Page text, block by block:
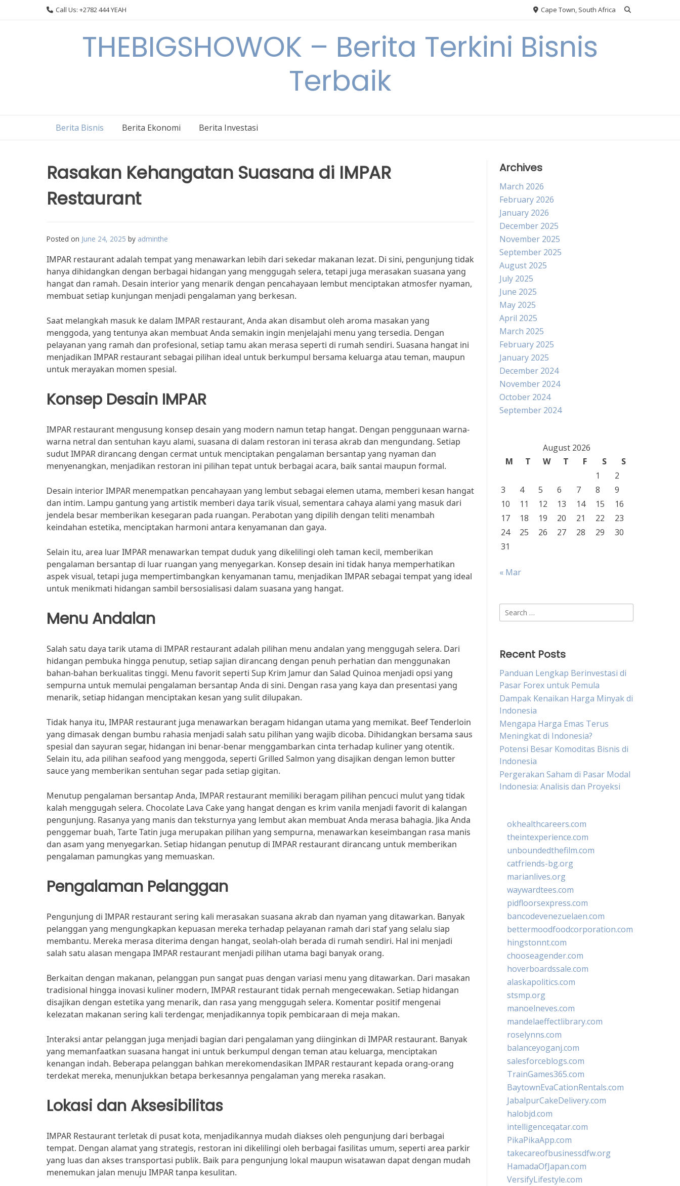
Call Us: +2782 444 YEAH Cape Town, South Africa
THEBIGSHOWOK – Berita Terkini Bisnis
Terbaik
Berita Bisnis Berita Ekonomi Berita Investasi
Rasakan Kehangatan Suasana di IMPAR
Restaurant
Posted on June 24, 2025 by adminthe
IMPAR restaurant adalah tempat yang menawarkan lebih dari sekedar makanan lezat. Di sini, pengunjung tidak
hanya dihidangkan dengan berbagai hidangan yang menggugah selera, tetapi juga merasakan suasana yang
hangat dan ramah. Desain interior yang menarik dengan pencahayaan lembut menciptakan atmosfer nyaman,
membuat setiap kunjungan menjadi pengalaman yang berkesan.
Saat melangkah masuk ke dalam IMPAR restaurant, Anda akan disambut oleh aroma masakan yang
menggoda, yang tentunya akan membuat Anda semakin ingin menjelajahi menu yang tersedia. Dengan
pelayanan yang ramah dan profesional, setiap tamu akan merasa seperti di rumah sendiri. Suasana hangat ini
menjadikan IMPAR restaurant sebagai pilihan ideal untuk berkumpul bersama keluarga atau teman, maupun
untuk merayakan momen spesial.
Konsep Desain IMPAR
IMPAR restaurant mengusung konsep desain yang modern namun tetap hangat. Dengan penggunaan warna-
warna netral dan sentuhan kayu alami, suasana di dalam restoran ini terasa akrab dan mengundang. Setiap
sudut IMPAR dirancang dengan cermat untuk menciptakan pengalaman bersantap yang nyaman dan
menyenangkan, menjadikan restoran ini pilihan tepat untuk berbagai acara, baik santai maupun formal.
Desain interior IMPAR menempatkan pencahayaan yang lembut sebagai elemen utama, memberi kesan hangat
dan intim. Lampu gantung yang artistik memberi daya tarik visual, sementara cahaya alami yang masuk dari
jendela besar memberikan kesegaran pada ruangan. Perabotan yang dipilih dengan teliti menambah
keindahan estetika, menciptakan harmoni antara kenyamanan dan gaya.
Selain itu, area luar IMPAR menawarkan tempat duduk yang dikelilingi oleh taman kecil, memberikan
pengalaman bersantap di luar ruangan yang menyegarkan. Konsep desain ini tidak hanya memperhatikan
aspek visual, tetapi juga mempertimbangkan kenyamanan tamu, menjadikan IMPAR sebagai tempat yang ideal
untuk menikmati hidangan sambil bersosialisasi dalam suasana yang hangat.
Menu Andalan
Salah satu daya tarik utama di IMPAR restaurant adalah pilihan menu andalan yang menggugah selera. Dari
hidangan pembuka hingga penutup, setiap sajian dirancang dengan penuh perhatian dan menggunakan
bahan-bahan berkualitas tinggi. Menu favorit seperti Sup Krim Jamur dan Salad Quinoa menjadi opsi yang
sempurna untuk memulai pengalaman bersantap Anda di sini. Dengan rasa yang kaya dan presentasi yang
menarik, setiap hidangan menciptakan kesan yang sulit dilupakan.
Tidak hanya itu, IMPAR restaurant juga menawarkan beragam hidangan utama yang memikat. Beef Tenderloin
yang dimasak dengan bumbu rahasia menjadi salah satu pilihan yang wajib dicoba. Dihidangkan bersama saus
spesial dan sayuran segar, hidangan ini benar-benar menggambarkan cinta terhadap kuliner yang otentik.
Selain itu, ada pilihan seafood yang menggoda, seperti Grilled Salmon yang disajikan dengan lemon butter
sauce yang memberikan sentuhan segar pada setiap gigitan.
Menutup pengalaman bersantap Anda, IMPAR restaurant memiliki beragam pilihan pencuci mulut yang tidak
kalah menggugah selera. Chocolate Lava Cake yang hangat dengan es krim vanila menjadi favorit di kalangan
pengunjung. Rasanya yang manis dan teksturnya yang lembut akan membuat Anda merasa bahagia. Jika Anda
penggemar buah, Tarte Tatin juga merupakan pilihan yang sempurna, menawarkan keseimbangan rasa manis
dan asam yang menyegarkan. Setiap hidangan penutup di IMPAR restaurant dirancang untuk memberikan
pengalaman pamungkas yang memuaskan.
Pengalaman Pelanggan
Pengunjung di IMPAR restaurant sering kali merasakan suasana akrab dan nyaman yang ditawarkan. Banyak
pelanggan yang mengungkapkan kepuasan mereka terhadap pelayanan ramah dari staf yang selalu siap
membantu. Mereka merasa diterima dengan hangat, seolah-olah berada di rumah sendiri. Hal ini menjadi
salah satu alasan mengapa IMPAR restaurant menjadi pilihan utama bagi banyak orang.
Berkaitan dengan makanan, pelanggan pun sangat puas dengan variasi menu yang ditawarkan. Dari masakan
tradisional hingga inovasi kuliner modern, IMPAR restaurant tidak pernah mengecewakan. Setiap hidangan
disajikan dengan estetika yang menarik, dan rasa yang menggugah selera. Komentar positif mengenai
kelezatan makanan sering kali terdengar, menjadikannya topik pembicaraan di meja makan.
Interaksi antar pelanggan juga menjadi bagian dari pengalaman yang diinginkan di IMPAR restaurant. Banyak
yang memanfaatkan suasana hangat ini untuk berkumpul dengan teman atau keluarga, menciptakan
kenangan indah. Beberapa pelanggan bahkan merekomendasikan IMPAR restaurant kepada orang-orang
terdekat mereka, menunjukkan betapa berkesannya pengalaman yang mereka rasakan.
Lokasi dan Aksesibilitas
IMPAR Restaurant terletak di pusat kota, menjadikannya mudah diakses oleh pengunjung dari berbagai
tempat. Dengan alamat yang strategis, restoran ini dikelilingi oleh berbagai fasilitas umum, seperti area parkir
yang luas dan akses transportasi publik. Baik para pengunjung lokal maupun wisatawan dapat dengan mudah
menemukan jalan menuju IMPAR tanpa kesulitan.
Archives
March 2026
February 2026
January 2026
December 2025
November 2025
September 2025
August 2025
July 2025
June 2025
May 2025
April 2025
March 2025
February 2025
January 2025
December 2024
November 2024
October 2024
September 2024
August 2026
M
T W T F S
S
1
2
3
4 5 6 7 8
9
10
11 12 13 14 15
16
17
18 19 20 21 22
23
24
25 26 27 28 29
30
31
« Mar
Search
for:
Recent Posts
Panduan Lengkap Berinvestasi di
Pasar Forex untuk Pemula
Dampak Kenaikan Harga Minyak di
Indonesia
Mengapa Harga Emas Terus
Meningkat di Indonesia?
Potensi Besar Komoditas Bisnis di
Indonesia
Pergerakan Saham di Pasar Modal
Indonesia: Analisis dan Proyeksi
okhealthcareers.com
theintexperience.com
unboundedthefilm.com
catfriends-bg.org
marianlives.org
waywardtees.com
pidfloorsexpress.com
bancodevenezuelaen.com
bettermoodfoodcorporation.com
hingstonnt.com
chooseagender.com
hoverboardssale.com
alaskapolitics.com
stsmp.org
manoelneves.com
mandelaeffectlibrary.com
roselynns.com
balanceyoganj.com
salesforceblogs.com
TrainGames365.com
BaytownEvaCationRentals.com
JabalpurCakeDelivery.com
halobjd.com
intelligenceqatar.com
PikaPikaApp.com
takecareofbusinessdfw.org
HamadaOfJapan.com
VersifyLifestyle.com